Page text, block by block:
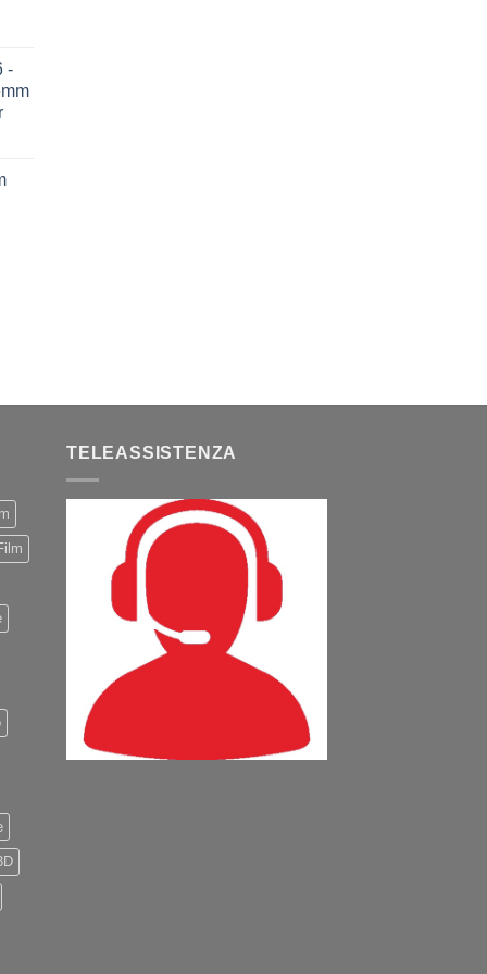
-
TELEASSISTENZA